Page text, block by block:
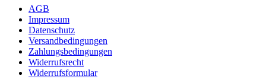
AGB
Impressum
Datenschutz
Versandbedingungen
Zahlungsbedingungen
Widerrufsrecht
Widerrufsformular